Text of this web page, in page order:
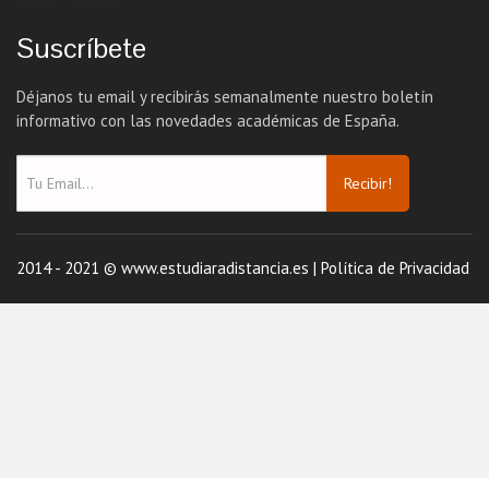
Suscríbete
Déjanos tu email y recibirás semanalmente nuestro boletín
informativo con las novedades académicas de España.
Recibir!
2014 - 2021 © www.estudiaradistancia.es | Política de Privacidad